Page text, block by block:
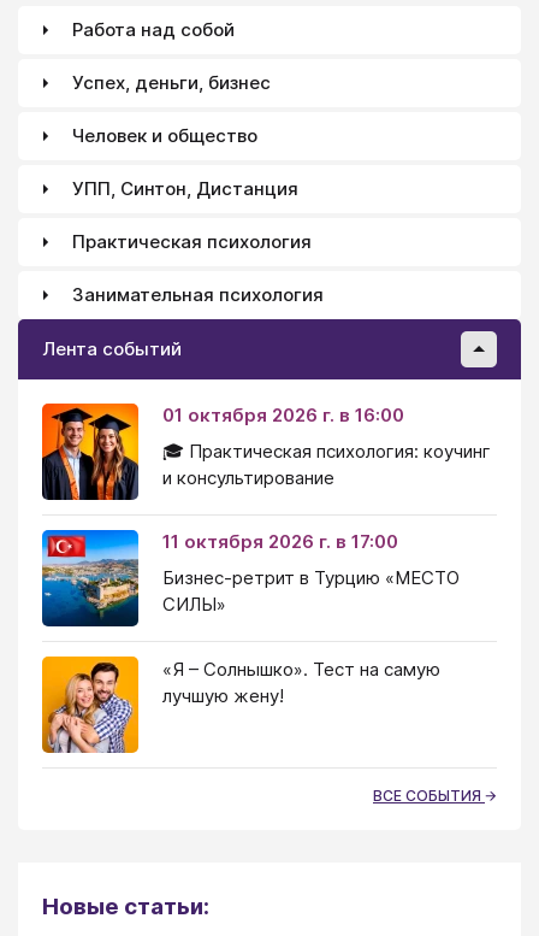
Работа над собой
Успех, деньги, бизнес
Человек и общество
УПП, Синтон, Дистанция
Практическая психология
Занимательная психология
Лента событий
01 октября 2026 г. в 16:00
🎓 Практическая психология: коучинг
и консультирование
11 октября 2026 г. в 17:00
Бизнес-ретрит в Турцию «МЕСТО
СИЛЫ»
«Я – Солнышко». Тест на самую
лучшую жену!
ВСЕ СОБЫТИЯ
Новые статьи: